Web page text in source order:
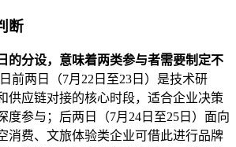
断
的分设，意味着两类参与者需要制定不
前两日（7月22日至23日）是技术研
供应链对接的核心时段，适合企业决策
度参与；后两日（7月24日至25日）面向
消费、文旅体验类企业可借此进行品牌